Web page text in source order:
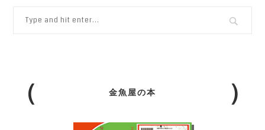
金魚屋の本